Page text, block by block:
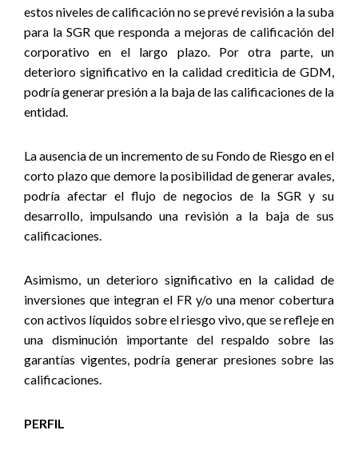
estos niveles de calificación no se prevé revisión a la suba
para la SGR que responda a mejoras de calificación del
corporativo en el largo plazo. Por otra parte, un
deterioro significativo en la calidad crediticia de GDM,
podría generar presión a la baja de las calificaciones de la
entidad.
La ausencia de un incremento de su Fondo de Riesgo en el
corto plazo que demore la posibilidad de generar avales,
podría afectar el flujo de negocios de la SGR y su
desarrollo, impulsando una revisión a la baja de sus
calificaciones.
Asimismo, un deterioro significativo en la calidad de
inversiones que integran el FR y/o una menor cobertura
con activos líquidos sobre el riesgo vivo, que se refleje en
una disminución importante del respaldo sobre las
garantías vigentes, podría generar presiones sobre las
calificaciones.
PERFIL